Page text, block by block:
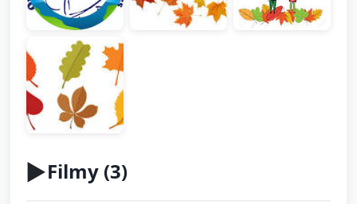
▶️Filmy (3)